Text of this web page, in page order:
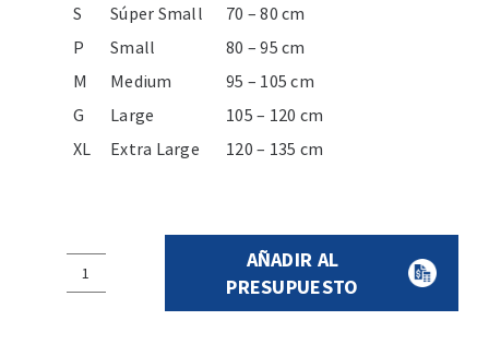
S
Súper Small
70 – 80 cm
P
Small
80 – 95 cm
M
Medium
95 – 105 cm
G
Large
105 – 120 cm
XL
Extra Large 120 – 135 cm
Elastic
AÑADIR AL
PRESUPUESTO